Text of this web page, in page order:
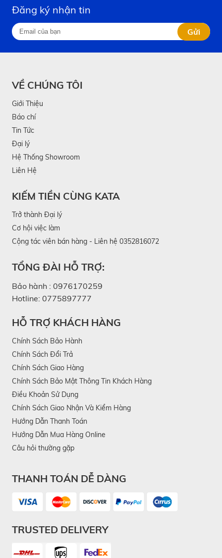
Đăng ký nhận tin
Gửi
VỀ CHÚNG TÔI
Giới Thiệu
Báo chí
Tin Tức
Đại lý
Hệ Thống Showroom
Liên Hệ
KIẾM TIỀN CÙNG KATA
Trở thành Đại lý
Cơ hội việc làm
Cộng tác viên bán hàng - Liên hệ 0352816072
TỔNG ĐÀI HỖ TRỢ:
Bảo hành : 0976170259
Hotline: 0775897777
HỖ TRỢ KHÁCH HÀNG
Chính Sách Bảo Hành
Chính Sách Đổi Trả
Chính Sách Giao Hàng
Chính Sách Bảo Mật Thông Tin Khách Hàng
Điều Khoản Sử Dụng
Chính Sách Giao Nhận Và Kiểm Hàng
Hướng Dẫn Thanh Toán
Hướng Dẫn Mua Hàng Online
Câu hỏi thường gặp
THANH TOÁN DỄ DÀNG
TRUSTED DELIVERY